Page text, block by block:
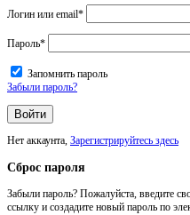
Логин или email*
Пароль*
Запомнить пароль
Забыли пароль?
Нет аккаунта, Зарегистрируйтесь здесь
Сброс пароля
Забыли пароль? Пожалуйста, введите
ссылку и создадите новый пароль по